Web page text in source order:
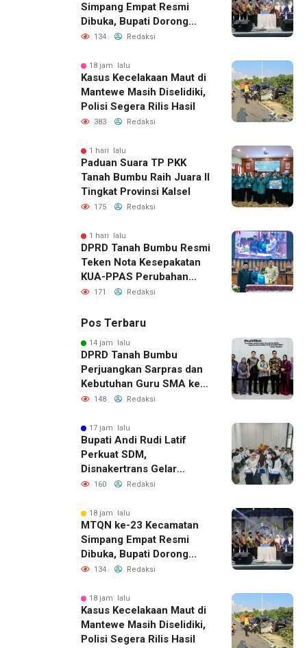
Simpang Empat Resmi
Dibuka, Bupati Dorong
Lahirnya Generasi Qur’ani
134 Redaksi
18 jam lalu
Kasus Kecelakaan Maut di
Mantewe Masih Diselidiki,
Polisi Segera Rilis Hasil
383 Redaksi
1 hari lalu
Paduan Suara TP PKK
Tanah Bumbu Raih Juara II
Tingkat Provinsi Kalsel
175 Redaksi
1 hari lalu
DPRD Tanah Bumbu Resmi
Teken Nota Kesepakatan
KUA-PPAS Perubahan
APBD 2026
171 Redaksi
Pos Terbaru
14 jam lalu
DPRD Tanah Bumbu
Perjuangkan Sarpras dan
Kebutuhan Guru SMA ke
Pemprov Kalsel
148 Redaksi
17 jam lalu
Bupati Andi Rudi Latif
Perkuat SDM,
Disnakertrans Gelar
Pelatihan Desain Grafis
160 Redaksi
18 jam lalu
MTQN ke-23 Kecamatan
Simpang Empat Resmi
Dibuka, Bupati Dorong
Lahirnya Generasi Qur’ani
134 Redaksi
18 jam lalu
Kasus Kecelakaan Maut di
Mantewe Masih Diselidiki,
Polisi Segera Rilis Hasil